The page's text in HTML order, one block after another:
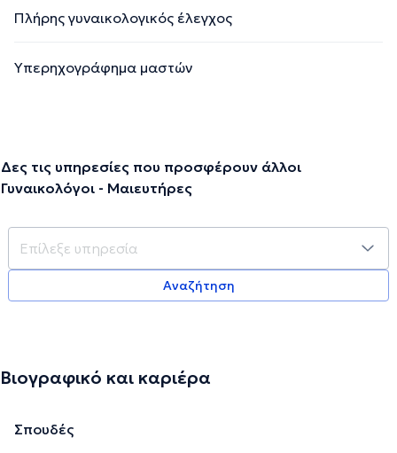
Πλήρης γυναικολογικός έλεγχος
Υπερηχογράφημα μαστών
Δες τις υπηρεσίες που προσφέρουν άλλοι
Γυναικολόγοι - Μαιευτήρες
Αναζήτηση
Βιογραφικό και καριέρα
Σπουδές